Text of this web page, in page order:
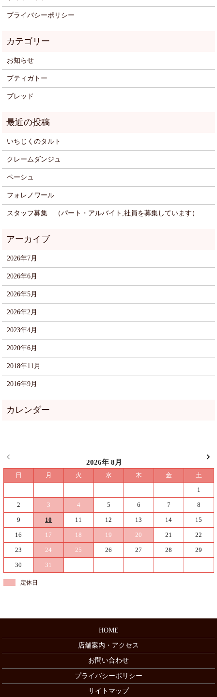
プライバシーポリシー
お知らせ
プティガトー
ブレッド
いちじくのタルト
クレームダンジュ
ペーシュ
フォレノワール
スタッフ募集 （パート・アルバイト,社員を募集しています）
2026年7月
2026年6月
2026年5月
2026年2月
2023年4月
2020年6月
2018年11月
2016年9月
2026年 8月
日 月 火 水 木 金
土
1
2 3 4 5 6 7 8
9 10 11 12 13 14 15
16 17 18 19 20 21 22
23 24 25 26 27 28 29
30 31
定休日
HOME
店舗案内・アクセス
お問い合わせ
プライバシーポリシー
サイトマップ